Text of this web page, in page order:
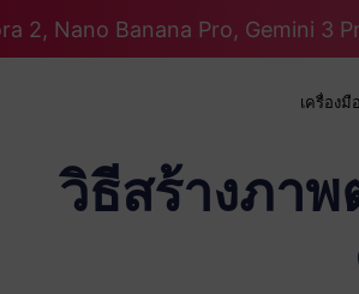
2, Nano Banana Pro, Gemini 3
เครื่อง
วิธีสร้างภา